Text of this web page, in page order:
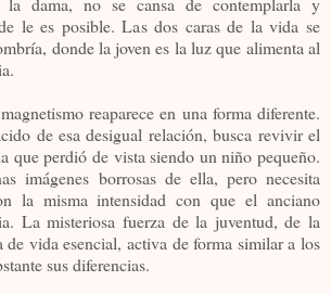
le es posible. Las dos caras de la vida se
donde la joven es la luz que alimenta al
reaparece en una forma diferente.
de esa desigual relación, busca revivir el
que perdió de vista siendo un niño pequeño.
imágenes borrosas de ella, pero necesita
la misma intensidad con que el anciano
La misteriosa fuerza de la juventud, de la
de vida esencial, activa de forma similar a los
sus diferencias.